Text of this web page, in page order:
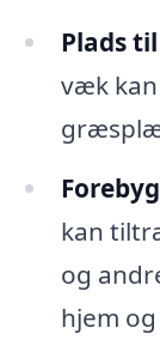
Plads
væk
kan
og
hjem